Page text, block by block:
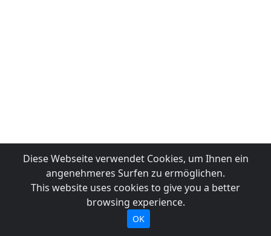
Diese Webseite verwendet Cookies, um Ihnen ein
angenehmeres Surfen zu ermöglichen.
This website uses cookies to give you a better
browsing experience.
OK